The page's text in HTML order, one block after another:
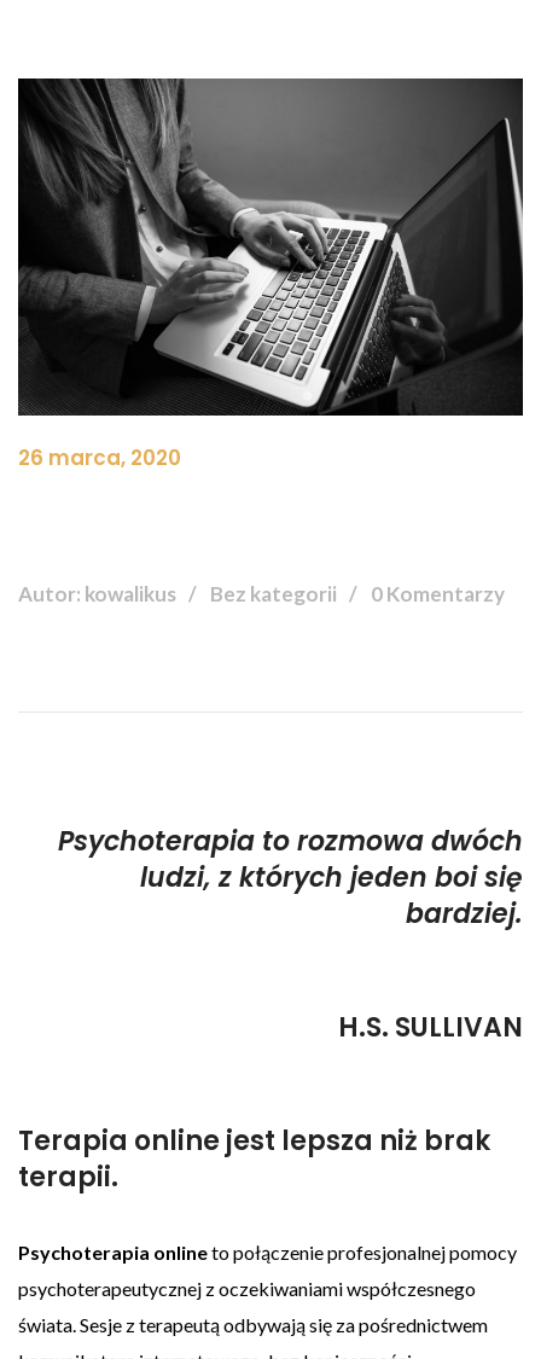
26 marca, 2020
Autor: kowalikus Bez kategorii 0 Komentarzy
Psychoterapia to rozmowa dwóch
ludzi, z których jeden boi się
bardziej.
H.S. SULLIVAN
Terapia online jest lepsza niż brak
terapii.
Psychoterapia onlineto połączenie profesjonalnej pomocy
psychoterapeutycznej z oczekiwaniami współczesnego
świata. Sesje z terapeutą odbywają się za pośrednictwem